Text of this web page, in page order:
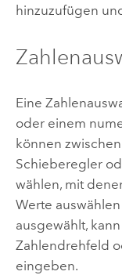
hinzuzufügen
Eine
oder einem
können
Schieberegler
wählen, mit
Werte
ausgewählt,
Zahlendrehfeld
eingeben.